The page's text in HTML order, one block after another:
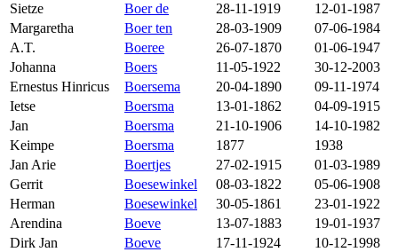
Sietze
Boer de 28-11-1919
12-01-1987
Margaretha
Boer ten 28-03-1909
07-06-1984
A.T.
Boeree 26-07-1870
01-06-1947
Johanna
Boers 11-05-1922
30-12-2003
Ernestus Hinricus
Boersema 20-04-1890
09-11-1974
Ietse
Boersma 13-01-1862
04-09-1915
Jan
Boersma 21-10-1906
14-10-1982
Keimpe
Boersma 1877
1938
Jan Arie
Boertjes 27-02-1915
01-03-1989
Gerrit
Boesewinkel 08-03-1822
05-06-1908
Herman
Boesewinkel 30-05-1861
23-01-1922
Arendina
Boeve 13-07-1883
19-01-1937
Dirk Jan
Boeve 17-11-1924
10-12-1998